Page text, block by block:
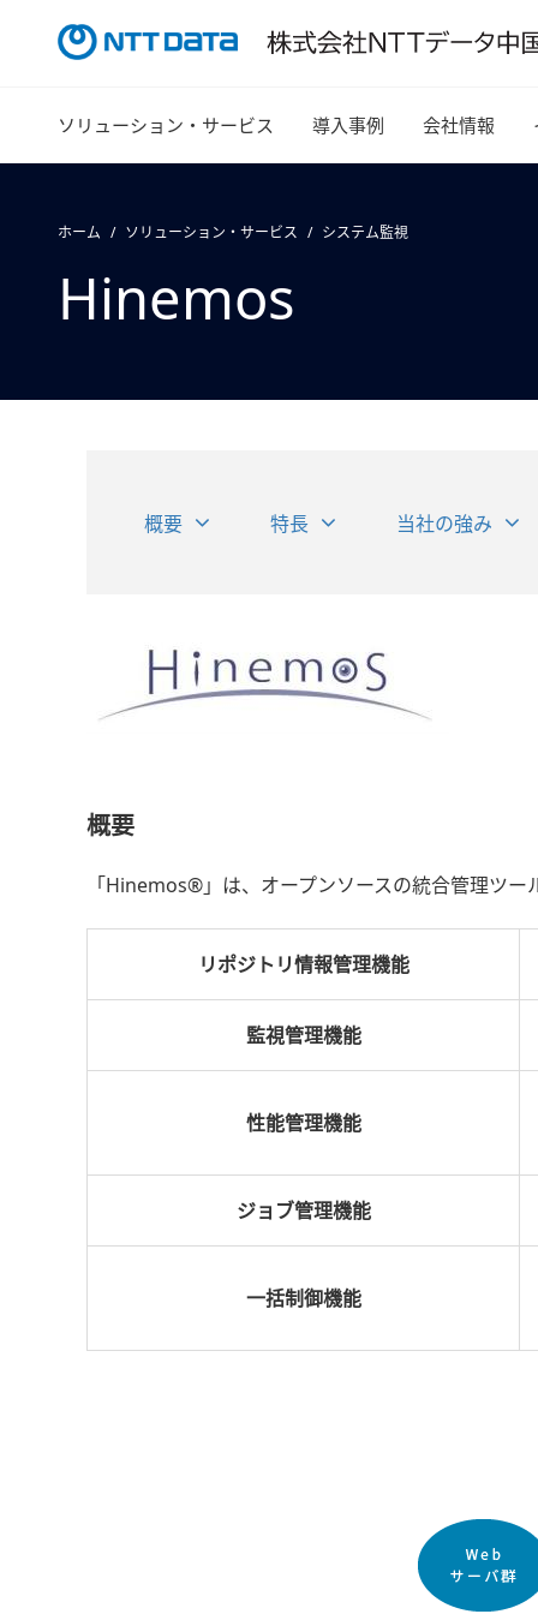
ソリューション・サービス 導入事例 会社情報
ホーム ソリューション・サービス システム監視
Hinemos
概要 特長 当社の強み
概要
「Hinemos®」は、オープンソースの統合管理ツ
リポジトリ情報管理機能
監視管理機能
性能管理機能
ジョブ管理機能
一括制御機能